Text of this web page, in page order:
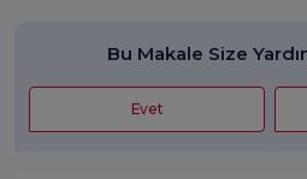
Bu Makale Size
Evet